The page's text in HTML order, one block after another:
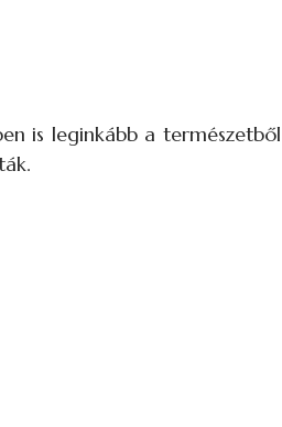
is leginkább a természetből